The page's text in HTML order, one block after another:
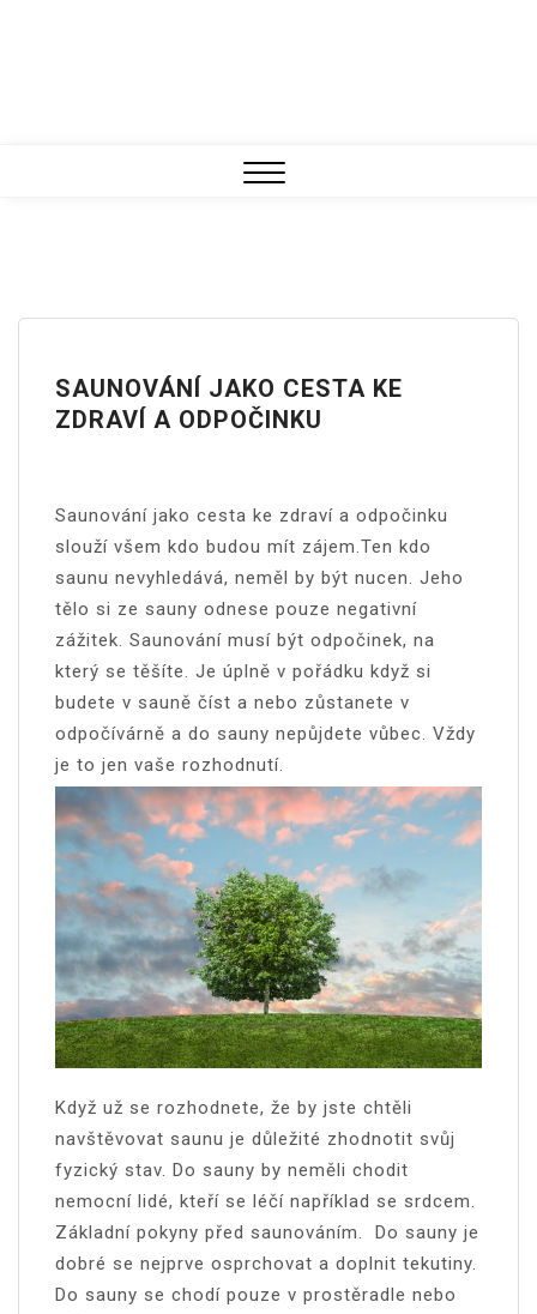
SAUNOVÁNÍ JAKO CESTA KE
ZDRAVÍ A ODPOČINKU
Saunování jako cesta ke zdraví a odpočinku
slouží všem kdo budou mít zájem.Ten kdo
saunu nevyhledává, neměl by být nucen. Jeho
tělo si ze sauny odnese pouze negativní
zážitek. Saunování musí být odpočinek, na
který se těšíte. Je úplně v pořádku když si
budete v sauně číst a nebo zůstanete v
odpočívárně a do sauny nepůjdete vůbec. Vždy
je to jen vaše rozhodnutí.
Když už se rozhodnete, že by jste chtěli
navštěvovat saunu je důležité zhodnotit svůj
fyzický stav. Do sauny by neměli chodit
nemocní lidé, kteří se léčí například se srdcem.
Základní pokyny před saunováním. Do sauny je
dobré se nejprve osprchovat a doplnit tekutiny.
Do sauny se chodí pouze v prostěradle nebo